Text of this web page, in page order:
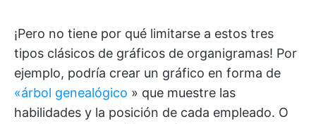
¡Pero no tiene por qué limitarse a estos tres
tipos clásicos de gráficos de organigramas! Por
ejemplo, podría crear un gráfico en forma de
«árbol genealógico » que muestre las
habilidades y la posición de cada empleado. O